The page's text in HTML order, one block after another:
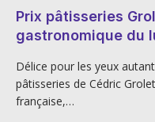
Prix pâtisseries
gastronomique du
Délice pour les yeux
pâtisseries de Cédric
française,…